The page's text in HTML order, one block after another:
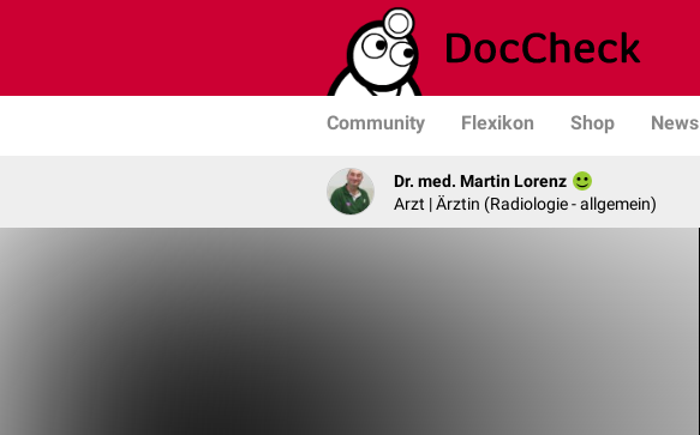
Community Flexikon Shop News
Dr. med. Martin Lorenz
Arzt | Ärztin (Radiologie - allgemein)